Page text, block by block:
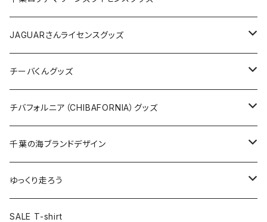
ホテルキーホルダー
ホテルキーホルダー
クリアファイル
Tシャツ
キャップ
トートバッグ
ランチバッグ
バッグ
ステッカー
缶バッジ
キーホルダー
クリアファイル
キャップ
バッグ
ステッカー
缶バッジ
キーホルダー
クリアファイル
ステッカー
ステッカー
ステッカー大
缶バッジ
缶バッジ32mm
缶バッジ54mm
エコバッグ
JAGUARさんコラボグッズ
Tシャツ
ステッカー
サコッシュ
ホテルキーホルダー
JAGUARさんライセンスグッズ
Tシャツ
ステッカー
缶バッジ
クリアファイル
マスク
チーバくんグッズ
Tシャツ
キャップ
エコバッグ
ステッカー
チバフォルニア（CHIBAFORNIA）グッズ
Tシャツ
キャップ
ステッカー
千葉の海ブランドデザイン
Tシャツ
キャップ
ゆっくり走ろう
Tシャツ
SALE T-shirt